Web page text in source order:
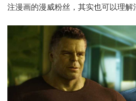
注漫画的漫威粉丝，其实也可以理解